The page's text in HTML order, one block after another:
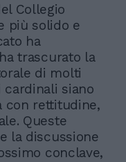
Collegio
più solido e
ha
trascurato la
di molti
cardinali siano
con rettitudine,
Queste
la discussione
conclave,